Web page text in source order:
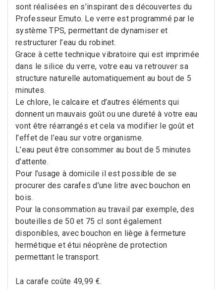
sont réalisées en s’inspirant des découvertes du
Professeur Emuto. Le verre est programmé par le
système TPS, permettant de dynamiser et
restructurer l’eau du robinet.
Grace à cette technique vibratoire qui est imprimée
dans le silice du verre, votre eau va retrouver sa
structure naturelle automatiquement au bout de 5
minutes.
Le chlore, le calcaire et d’autres éléments qui
donnent un mauvais goût ou une dureté à votre eau
vont être réarrangés et cela va modifier le goût et
l’effet de l’eau sur votre organisme.
L’eau peut être consommer au bout de 5 minutes
d’attente.
Pour l’usage à domicile il est possible de se
procurer des carafes d’une litre avec bouchon en
bois.
Pour la consommation au travail par exemple, des
bouteilles de 50 et 75 cl sont également
disponibles, avec bouchon en liège à fermeture
hermétique et étui néoprène de protection
permettant le transport.
La carafe coûte 49,99 €.